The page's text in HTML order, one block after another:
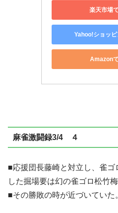
楽天市場
Yahoo!ショッ
Amazon
麻雀激闘録3/4 ４
■応援団長藤崎と対立し、雀
した掘場要は幻の雀ゴロ松竹梅
■その勝敗の時が近づいていた